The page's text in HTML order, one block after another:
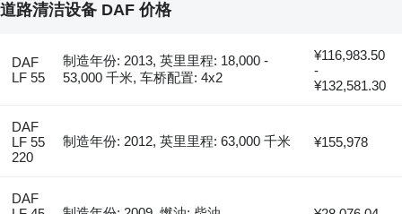
道路清洁设备 DAF 价格
DAF
LF 55
制造年份: 2013, 英里里程: 18,000 -
53,000 千米, 车桥配置: 4x2
¥116,983.50
-
¥132,581.30
DAF
LF 55
220
制造年份: 2012, 英里里程: 63,000 千米 ¥155,978
DAF